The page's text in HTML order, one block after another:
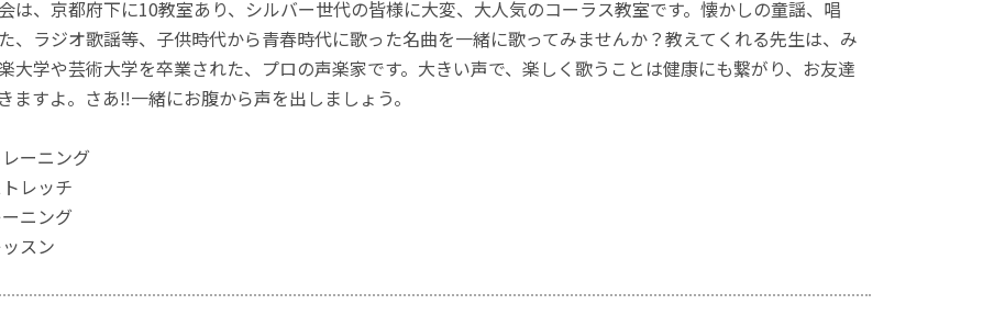
は、京都府下に10教室あり、シルバー世代の皆様に大変、大人気のコーラス教室です。懐かしの童謡、唱
、ラジオ歌謡等、子供時代から青春時代に歌った名曲を一緒に歌ってみませんか？教えてくれる先生は、み
大学や芸術大学を卒業された、プロの声楽家です。大きい声で、楽しく歌うことは健康にも繋がり、お友達
ますよ。さあ‼︎一緒にお腹から声を出しましょう。
ーニング
レッチ
ニング
スン